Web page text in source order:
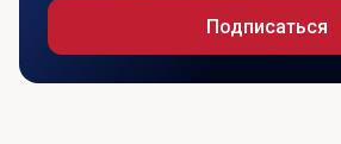
Подписаться